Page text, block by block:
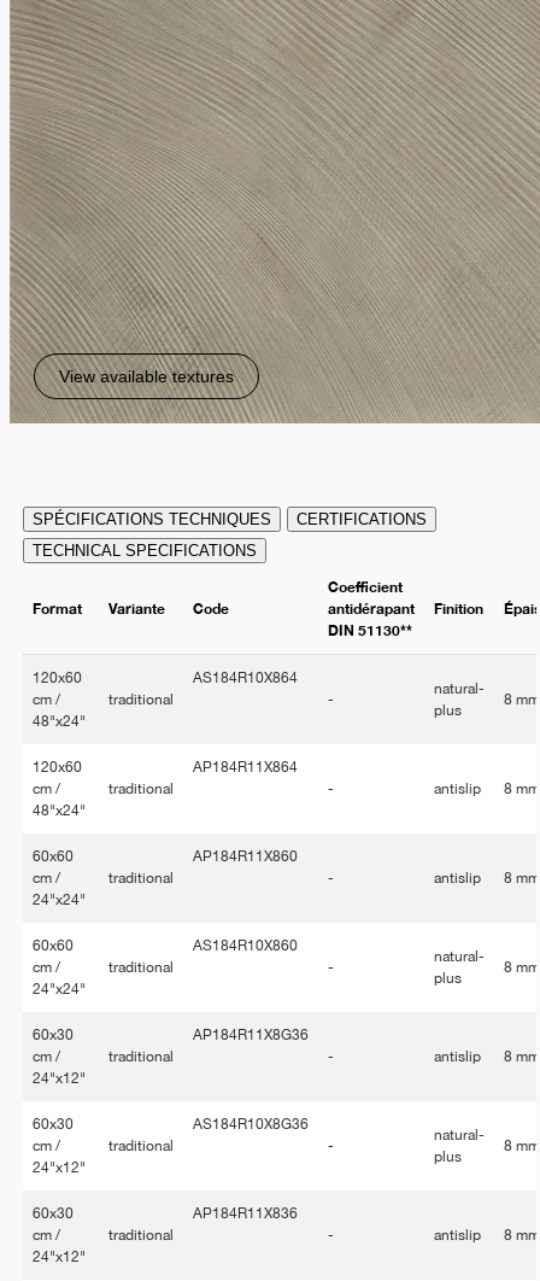
View available textures
SPÉCIFICATIONS TECHNIQUES
CERTIFICATIONS
TECHNICAL SPECIFICATIONS
Format Variante Code
Coefficient
antidérapant
DIN 51130**
Finition
120x60
cm /
48"x24"
traditional
AS184R10X864
-
natural-
plus
8 mm
120x60
cm /
48"x24"
traditional
AP184R11X864
-
antislip 8 mm
60x60
cm /
24"x24"
traditional
AP184R11X860
-
antislip 8 mm
60x60
cm /
24"x24"
traditional
AS184R10X860
-
natural-
plus
8 mm
60x30
cm /
24"x12"
traditional
AP184R11X8G36
-
antislip 8 mm
60x30
cm /
24"x12"
traditional
AS184R10X8G36
-
natural-
plus
8 mm
60x30
cm /
24"x12"
traditional
AP184R11X836
-
antislip 8 mm